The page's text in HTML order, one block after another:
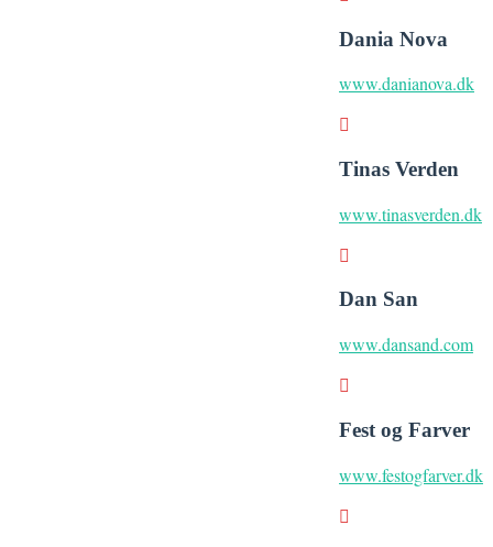
Dania Nova
www.danianova.dk
Tinas Verden
www.tinasverden.dk
Dan San
www.dansand.com
Fest og Farver
www.festogfarver.dk